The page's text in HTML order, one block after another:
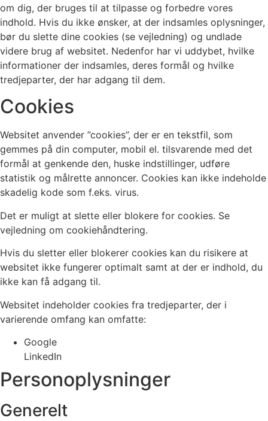
om dig, der bruges til at tilpasse og forbedre vores
indhold. Hvis du ikke ønsker, at der indsamles oplysninger,
bør du slette dine cookies (se vejledning) og undlade
videre brug af websitet. Nedenfor har vi uddybet, hvilke
informationer der indsamles, deres formål og hvilke
tredjeparter, der har adgang til dem.
Cookies
Websitet anvender ”cookies”, der er en tekstfil, som
gemmes på din computer, mobil el. tilsvarende med det
formål at genkende den, huske indstillinger, udføre
statistik og målrette annoncer. Cookies kan ikke indeholde
skadelig kode som f.eks. virus.
Det er muligt at slette eller blokere for cookies. Se
vejledning om cookiehåndtering.
Hvis du sletter eller blokerer cookies kan du risikere at
websitet ikke fungerer optimalt samt at der er indhold, du
ikke kan få adgang til.
Websitet indeholder cookies fra tredjeparter, der i
varierende omfang kan omfatte:
Google
LinkedIn
Personoplysninger
Generelt